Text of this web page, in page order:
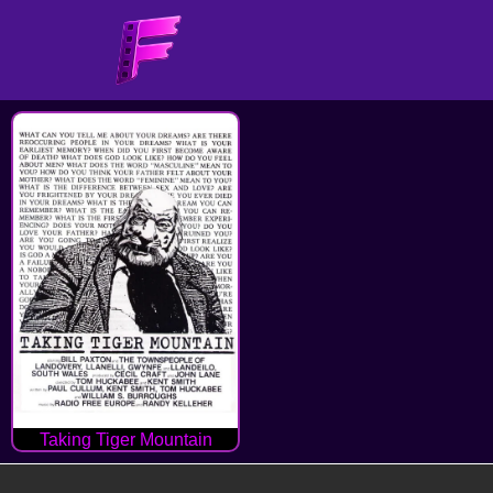
Taking Tiger Mountain